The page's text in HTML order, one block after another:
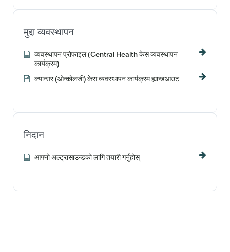
मुद्दा व्यवस्थापन
व्यवस्थापन प्रोफाइल (Central Health केस व्यवस्थापन
कार्यक्रम)
क्यान्सर (ओन्कोलजी) केस व्यवस्थापन कार्यक्रम ह्यान्डआउट
निदान
आफ्नो अल्ट्रासाउन्डको लागि तयारी गर्नुहोस्